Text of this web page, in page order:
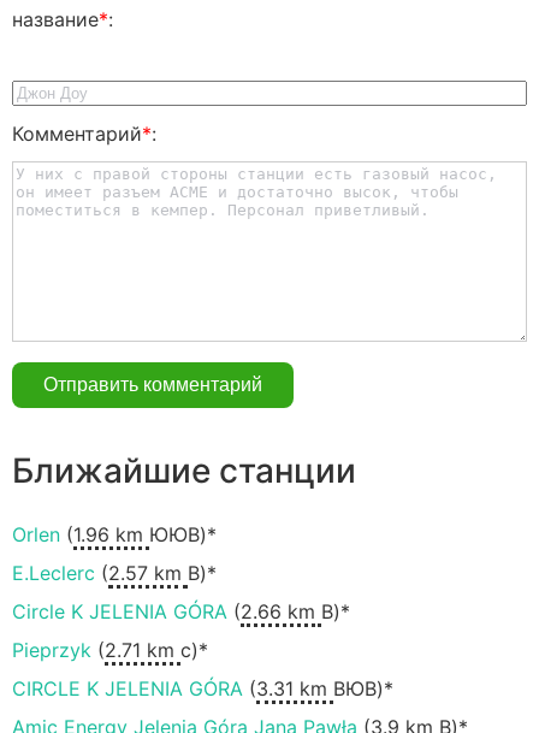
название*:
Комментарий*:
Ближайшие станции
Orlen (1.96 km ЮЮВ)*
E.Leclerc (2.57 km В)*
Circle K JELENIA GÓRA (2.66 km В)*
Pieprzyk (2.71 km с)*
CIRCLE K JELENIA GÓRA (3.31 km ВЮВ)*
Amic Energy Jelenia Góra Jana Pawła (3.9 km В)*